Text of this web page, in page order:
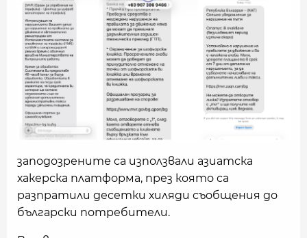
заподозрените са използвали азиатска
хакерска платформа, през която са
разпратили десетки хиляди съобщения до
български потребители.